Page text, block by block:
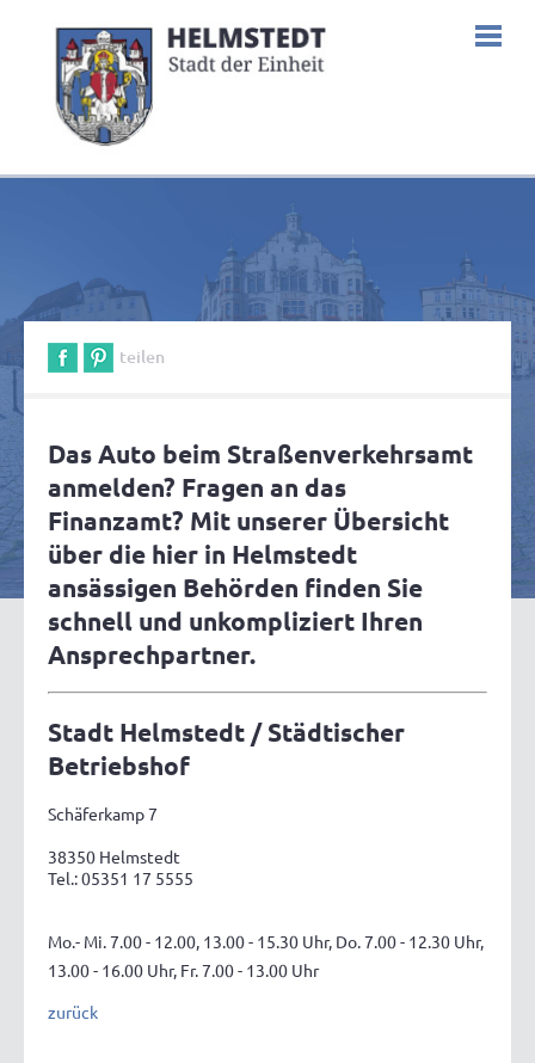
teilen
Das Auto beim Straßenverkehrsamt
anmelden? Fragen an das
Finanzamt? Mit unserer Übersicht
über die hier in Helmstedt
ansässigen Behörden finden Sie
schnell und unkompliziert Ihren
Ansprechpartner.
Stadt Helmstedt / Städtischer
Betriebshof
Schäferkamp 7
38350 Helmstedt
Tel.: 05351 17 5555
Mo.- Mi. 7.00 - 12.00, 13.00 - 15.30 Uhr, Do. 7.00 - 12.30 Uhr,
13.00 - 16.00 Uhr, Fr. 7.00 - 13.00 Uhr
zurück